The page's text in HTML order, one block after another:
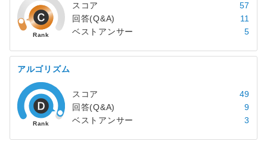
スコア
57
回答(Q&A)
11
ベストアンサー
5
アルゴリズム
スコア
49
回答(Q&A)
9
ベストアンサー
3